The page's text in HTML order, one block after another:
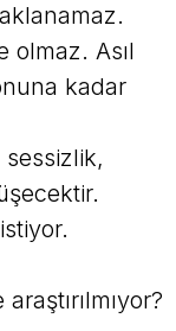
Asıl
kadar